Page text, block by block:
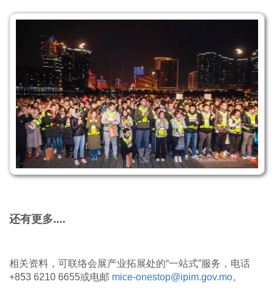
还有更多....
相关资料，可联络会展产业拓展处的“一站式”服务，电话
+853 6210 6655或电邮 mice-onestop@ipim.gov.mo。